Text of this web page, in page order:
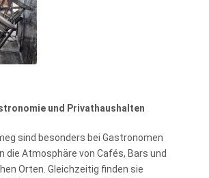
und Privathaushalten
sind besonders bei Gastronomen
die Atmosphäre von Cafés, Bars und
Orten. Gleichzeitig finden sie